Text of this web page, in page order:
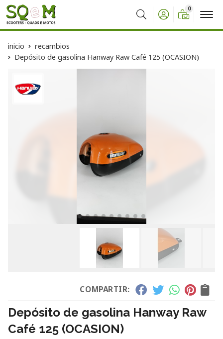
Buscar
0
inicio
recambios
Depósito de gasolina Hanway Raw Café 125 (OCASION)
COMPARTIR:
Depósito de gasolina Hanway Raw
Café 125 (OCASION)